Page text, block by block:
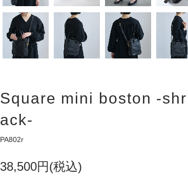
Square mini boston -
ack-
PA802r
38,500円(税込)